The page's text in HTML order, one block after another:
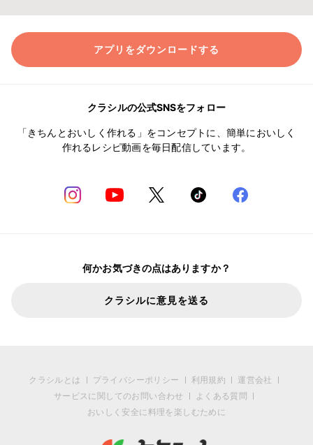
アプリをダウンロードする
クラシルの公式SNSをフォロー
「きちんとおいしく作れる」をコンセプトに、簡単においしく
作れるレシピ動画を毎日配信しています。
何かお気づきの点はありますか？
クラシルに意見を送る
クラシルとは プライバシーポリシー 利用規約
運営会社
サービスに関してのお問い合わせ
よくある質問
おいしく安全に料理を楽しむために